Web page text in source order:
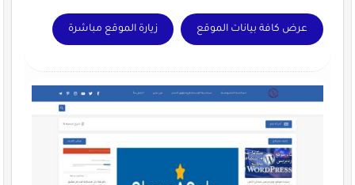
عرض كافة بيانات الموقع زيارة الموقع مباشرة